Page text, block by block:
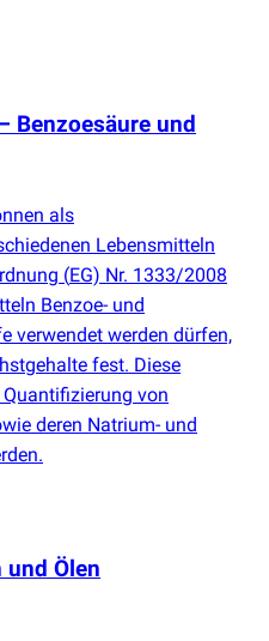
Benzoesäure und
als
Lebensmitteln
(EG) Nr. 1333/2008
Benzoe- und
verwendet werden dürfen,
fest. Diese
Quantifizierung von
deren Natrium- und
und Ölen